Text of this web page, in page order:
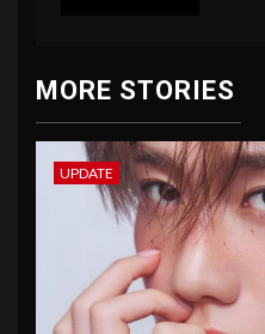
MORE STORIES
UPDATE